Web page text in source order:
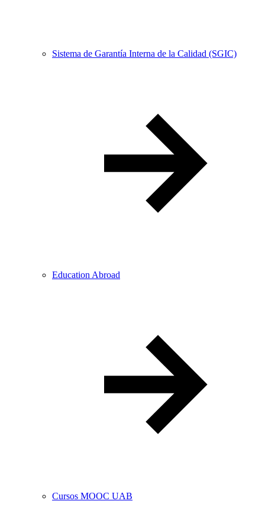
Sistema de Garantía Interna de la Calidad (SGIC)
Education Abroad
Cursos MOOC UAB